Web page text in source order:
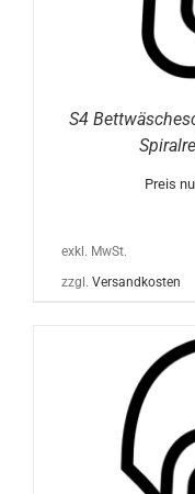
S4
Preis
exkl. MwSt.
zzgl. Versandkosten